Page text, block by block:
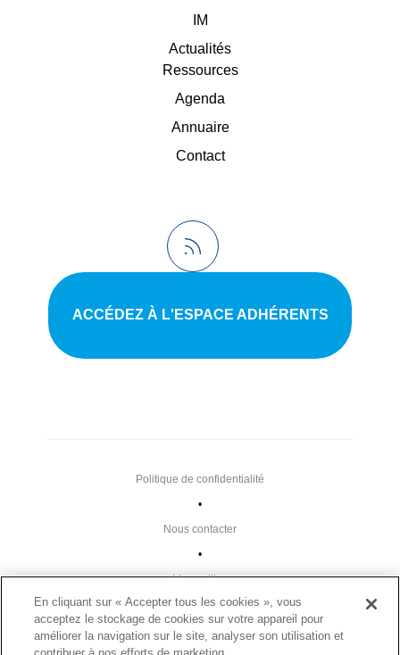
IM
Actualités
Ressources
Agenda
Annuaire
Contact
ACCÉDEZ À L'ESPACE ADHÉRENTS
Plan du site
Liens utiles
•
Nous contacter
•
Politique de confidentialité
En cliquant sur « Accepter tous les cookies », vous
acceptez le stockage de cookies sur votre appareil pour
améliorer la navigation sur le site, analyser son utilisation et